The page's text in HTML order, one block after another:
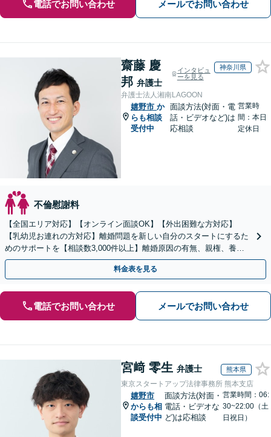
電話でお問い合わせ メールでお問い合わせ
齋藤 慶
邦 弁護士
インタビュ
ーを見る
神奈川県
弁護士法人湘南LAGOON
嬉野市 か
らも相談
受付中
面談方法(対面・電
話・ビデオなど)は
応相談
営業時
間：本日
定休日
不倫慰謝料
【全国エリア対応】【オンライン面談OK】【外出困難な方対応】
【乳幼児お連れの方対応】離婚問題を新しい自分のスタートにするた
めのサポートを【相談数3,000件以上】離婚原因の有無、親権、養育
費、財産分与、慰謝料請求【夜間・休日相談可】
料金表を見る
電話でお問い合わせ メールでお問い合わせ
宮﨑 零生 弁護士 熊本県
東京スタートアップ法律事務所 熊本支店
嬉野市
からも相
談受付中
面談方法(対面・
電話・ビデオな
ど)は応相談
営業時間：06:
30~22:00（土
日祝日）